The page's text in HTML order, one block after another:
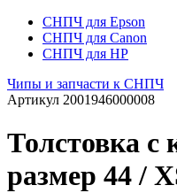
СНПЧ для Epson
СНПЧ для Canon
СНПЧ для HP
Чипы и запчасти к СНПЧ
Артикул 2001946000008
Толстовка
размер 44 /